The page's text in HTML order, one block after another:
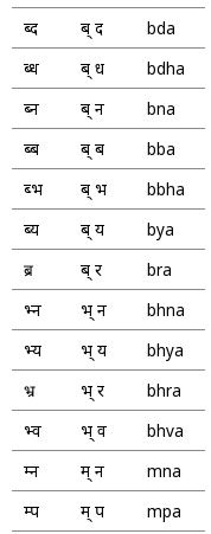
ब्द
ब् द
bda
ब्ध
ब् ध
bdha
ब्न
ब् न
bna
ब्ब
ब् ब
bba
ब्भ
ब् भ
bbha
ब्य
ब् य
bya
ब्र
ब् र
bra
भ्न
भ् न
bhna
भ्य
भ् य
bhya
भ्र
भ् र
bhra
भ्व
भ् व
bhva
म्न
म् न
mna
म्प
म् प
mpa